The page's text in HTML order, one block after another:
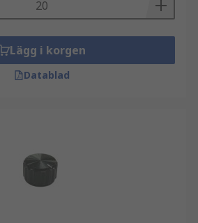
Lägg i korgen
Datablad